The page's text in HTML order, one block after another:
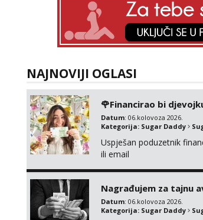
NAJNOVIJI OGLASI
🌹Financirao bi
Datum: 06.kolovoza 2026.
Kategorija: Sugar Daddy
Uspješan poduzetnik
ili email
Nagrađujem za tajnu
Datum: 06.kolovoza 2026.
Kategorija: Sugar Daddy